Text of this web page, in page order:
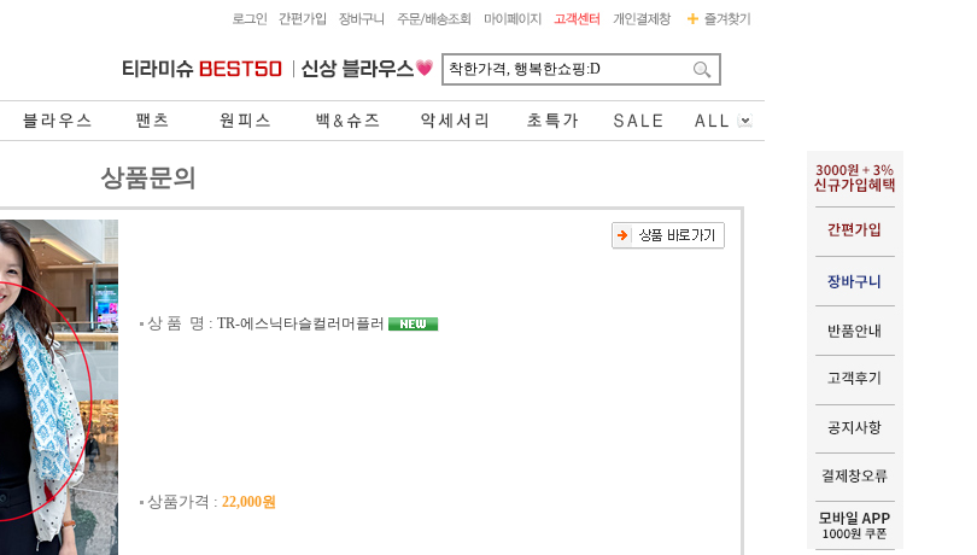
상품문의
상 품 명 : TR-에스닉타슬컬러머플러
상품가격 : 22,000원